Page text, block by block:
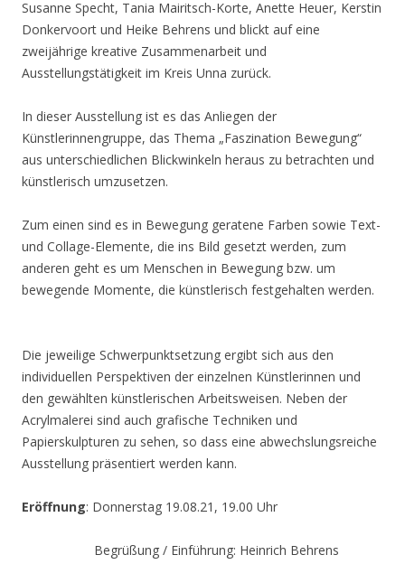
Susanne Specht, Tania Mairitsch-Korte, Anette Heuer, Kerstin
Donkervoort und Heike Behrens und blickt auf eine
zweijährige kreative Zusammenarbeit und
Ausstellungstätigkeit im Kreis Unna zurück.
In dieser Ausstellung ist es das Anliegen der
Künstlerinnengruppe, das Thema „Faszination Bewegung“
aus unterschiedlichen Blickwinkeln heraus zu betrachten und
künstlerisch umzusetzen.
Zum einen sind es in Bewegung geratene Farben sowie Text-
und Collage-Elemente, die ins Bild gesetzt werden, zum
anderen geht es um Menschen in Bewegung bzw. um
bewegende Momente, die künstlerisch festgehalten werden.
Die jeweilige Schwerpunktsetzung ergibt sich aus den
individuellen Perspektiven der einzelnen Künstlerinnen und
den gewählten künstlerischen Arbeitsweisen. Neben der
Acrylmalerei sind auch grafische Techniken und
Papierskulpturen zu sehen, so dass eine abwechslungsreiche
Ausstellung präsentiert werden kann.
Eröffnung: Donnerstag 19.08.21, 19.00 Uhr
Begrüßung / Einführung: Heinrich Behrens